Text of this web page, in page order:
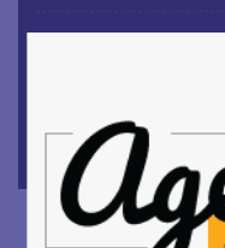
Οι Λόγος Τιμής σε
παρουσίαση του νέου